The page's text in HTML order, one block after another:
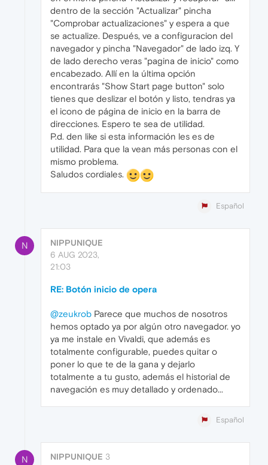
dentro de la sección "Actualizar" pincha
"Comprobar actualizaciones" y espera a que
se actualize. Después, ve a configuracion del
navegador y pincha "Navegador" de lado izq. Y
de lado derecho veras "pagina de inicio" como
encabezado. Allí en la última opción
encontrarás "Show Start page button" solo
tienes que deslizar el botón y listo, tendras ya
el icono de página de inicio en la barra de
direcciones. Espero te sea de utilidad.
P.d. den like si esta información les es de
utilidad. Para que la vean más personas con el
mismo problema.
Saludos cordiales.
Español
N
NIPPUNIQUE
6 AUG 2023,
21:03
RE: Botón inicio de opera
@zeukrob Parece que muchos de nosotros
hemos optado ya por algún otro navegador. yo
ya me instale en Vivaldi, que además es
totalmente configurable, puedes quitar o
poner lo que te de la gana y dejarlo
totalmente a tu gusto, además el historial de
navegación es muy detallado y ordenado...
Español
N NIPPUNIQUE 3